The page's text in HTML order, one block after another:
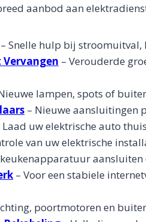
aanbod aan
– Snelle hulp bij
– Verouderde
lampen, spots of
– Nieuwe aansluitingen
Laad uw elektrische auto
van uw elektrische
– Voor een stabiele
poortmotoren en